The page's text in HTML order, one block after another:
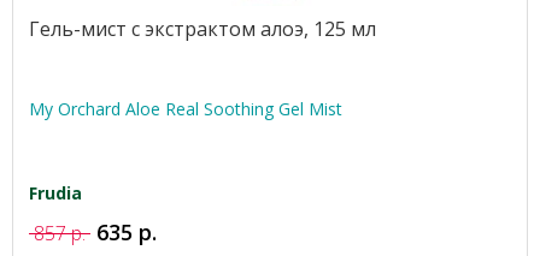
Гель-мист с экстрактом алоэ, 125 мл
My Orchard Aloe Real Soothing Gel Mist
Frudia
857 р. 635 р.